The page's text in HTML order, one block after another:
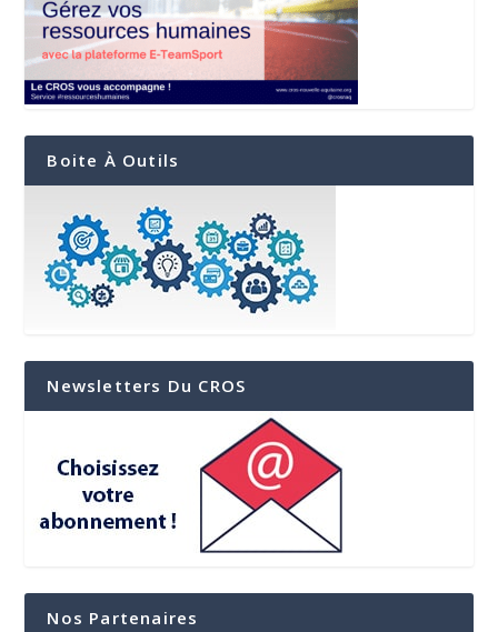
Boite À Outils
Newsletters Du CROS
Nos Partenaires